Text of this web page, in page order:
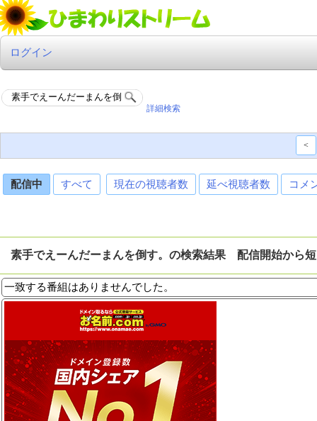
ログイン
詳細検索
<
配信中 すべて 現在の視聴者数 延べ視聴者数 コメ
素手でえーんだーまんを倒す。の検索結果 配信開始から
一致する番組はありませんでした。